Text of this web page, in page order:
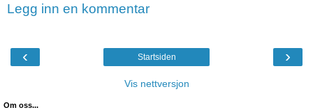
Legg inn en kommentar
‹ ›
Startsiden
Vis nettversjon
Om oss...